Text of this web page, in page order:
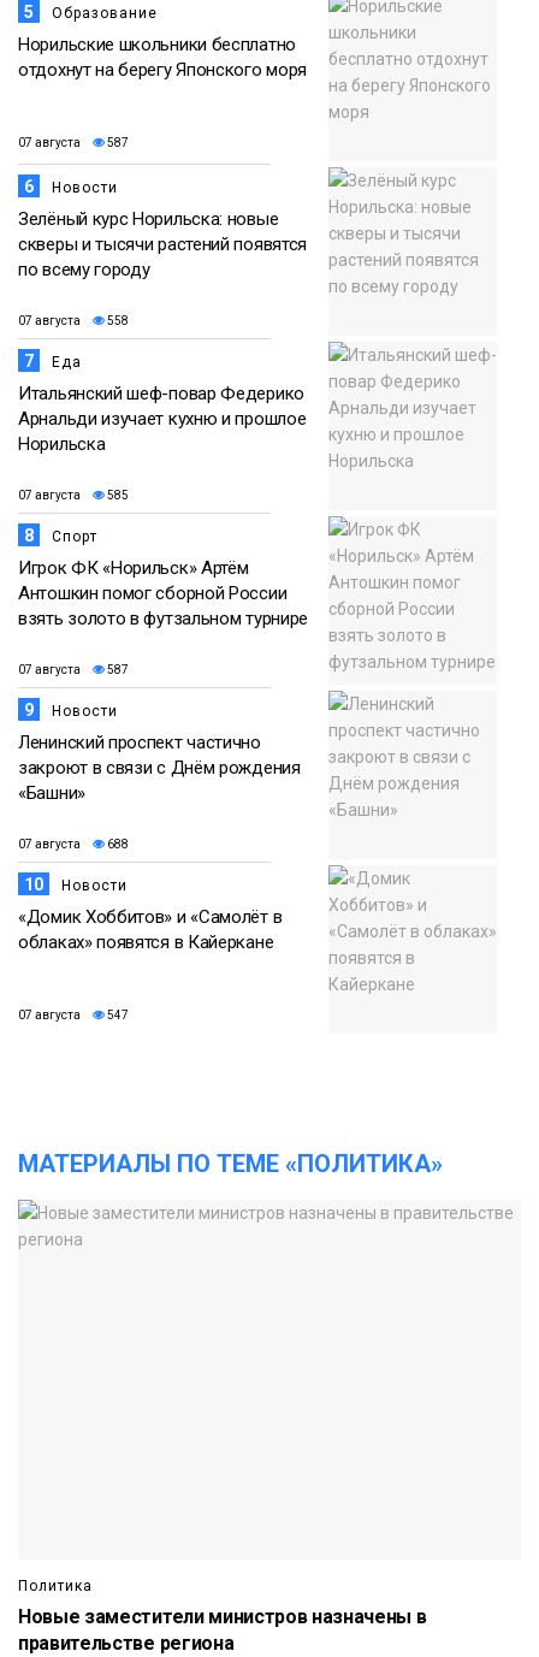
5 Образование
Норильские школьники бесплатно
отдохнут на берегу Японского моря
07 августа 587
6 Новости
Зелёный курс Норильска: новые
скверы и тысячи растений появятся
по всему городу
07 августа 558
7 Еда
Итальянский шеф-повар Федерико
Арнальди изучает кухню и прошлое
Норильска
07 августа 585
8 Спорт
Игрок ФК «Норильск» Артём
Антошкин помог сборной России
взять золото в футзальном турнире
07 августа 587
9 Новости
Ленинский проспект частично
закроют в связи с Днём рождения
«Башни»
07 августа 688
10 Новости
«Домик Хоббитов» и «Самолёт в
облаках» появятся в Кайеркане
07 августа 547
МАТЕРИАЛЫ ПО ТЕМЕ «ПОЛИТИКА»
Политика
Новые заместители министров назначены в
правительстве региона